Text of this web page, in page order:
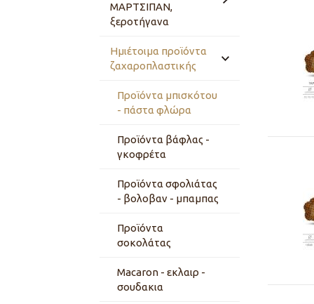
Βούτυρα φρέσκα 82%
ζαχαροπλαστικής
99,98% PATISSIER
Βούτυρα τ.
FERMENTE
Βούτυρα για
κρουασάν - μιλφέιγ
Κρέμες γάλακτος
Γάλα UHT
Γάλα σκόνη
ΜΑΡΤΣΙΠΑΝ,
ξεροτήγανα
Σοκολατάκια
Ξεροτήγανα
Ημιέτοιμα προϊόντα
ζαχαροπλαστικής
Προϊόντα μπισκότου
- πάστα φλώρα
Προϊόντα βάφλας -
γκοφρέτα
Προϊόντα σφολιάτας
- βολοβαν - μπαμπας
Προϊόντα
σοκολάτας
Macaron - εκλαιρ -
σουδακια